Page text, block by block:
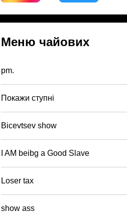
Меню чайових
pm.
Покажи ступні
Bicevtsev show
I AM beibg a Good Slave
Loser tax
show ass